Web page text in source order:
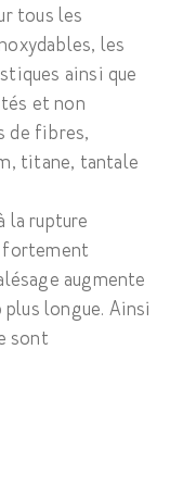
tous les
les
ainsi que
et non
de fibres,
titane, tantale
la rupture
fortement
augmente
longue. Ainsi
sont